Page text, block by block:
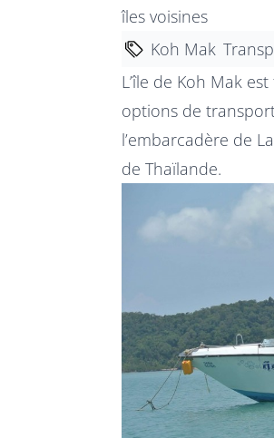
îles voisines
Koh Mak
L’île de Koh Mak
options de
l’embarcadère de
de Thaïlande.